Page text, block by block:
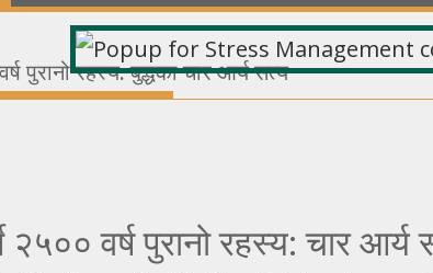
पुरानो रहस्य: बुद्धका चार आर्य सत्य
वर्ष पुरानो रहस्य: चार आर्य